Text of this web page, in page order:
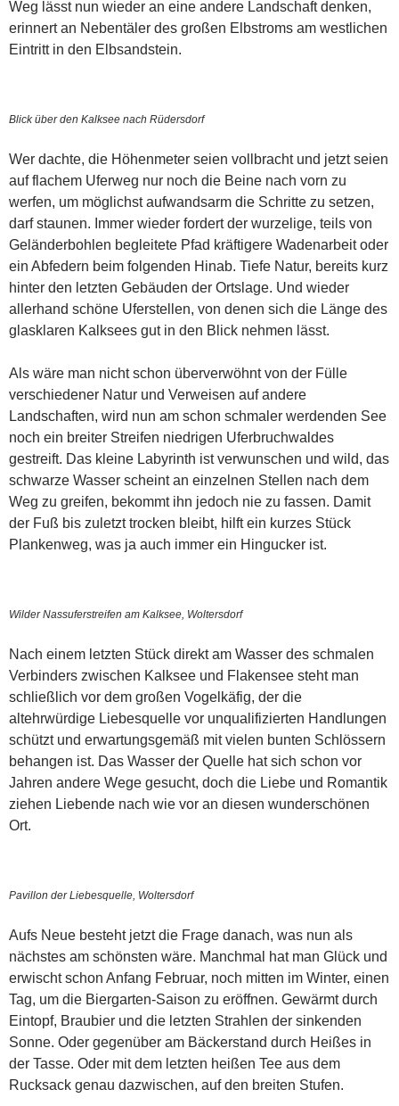
Weg lässt nun wieder an eine andere Landschaft denken,
erinnert an Nebentäler des großen Elbstroms am westlichen
Eintritt in den Elbsandstein.
Blick über den Kalksee nach Rüdersdorf
Wer dachte, die Höhenmeter seien vollbracht und jetzt seien
auf flachem Uferweg nur noch die Beine nach vorn zu
werfen, um möglichst aufwandsarm die Schritte zu setzen,
darf staunen. Immer wieder fordert der wurzelige, teils von
Geländerbohlen begleitete Pfad kräftigere Wadenarbeit oder
ein Abfedern beim folgenden Hinab. Tiefe Natur, bereits kurz
hinter den letzten Gebäuden der Ortslage. Und wieder
allerhand schöne Uferstellen, von denen sich die Länge des
glasklaren Kalksees gut in den Blick nehmen lässt.
Als wäre man nicht schon überverwöhnt von der Fülle
verschiedener Natur und Verweisen auf andere
Landschaften, wird nun am schon schmaler werdenden See
noch ein breiter Streifen niedrigen Uferbruchwaldes
gestreift. Das kleine Labyrinth ist verwunschen und wild, das
schwarze Wasser scheint an einzelnen Stellen nach dem
Weg zu greifen, bekommt ihn jedoch nie zu fassen. Damit
der Fuß bis zuletzt trocken bleibt, hilft ein kurzes Stück
Plankenweg, was ja auch immer ein Hingucker ist.
Wilder Nassuferstreifen am Kalksee, Woltersdorf
Nach einem letzten Stück direkt am Wasser des schmalen
Verbinders zwischen Kalksee und Flakensee steht man
schließlich vor dem großen Vogelkäfig, der die
altehrwürdige Liebesquelle vor unqualifizierten Handlungen
schützt und erwartungsgemäß mit vielen bunten Schlössern
behangen ist. Das Wasser der Quelle hat sich schon vor
Jahren andere Wege gesucht, doch die Liebe und Romantik
ziehen Liebende nach wie vor an diesen wunderschönen
Ort.
Pavillon der Liebesquelle, Woltersdorf
Aufs Neue besteht jetzt die Frage danach, was nun als
nächstes am schönsten wäre. Manchmal hat man Glück und
erwischt schon Anfang Februar, noch mitten im Winter, einen
Tag, um die Biergarten-Saison zu eröffnen. Gewärmt durch
Eintopf, Braubier und die letzten Strahlen der sinkenden
Sonne. Oder gegenüber am Bäckerstand durch Heißes in
der Tasse. Oder mit dem letzten heißen Tee aus dem
Rucksack genau dazwischen, auf den breiten Stufen.